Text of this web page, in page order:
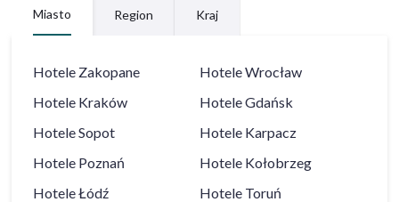
Miasto Region Kraj
Hotele Zakopane HoteleWrocław
Hotele Kraków HoteleGdańsk
HoteleSopot Hotele Karpacz
Hotele Poznań Hotele Kołobrzeg
HoteleŁódź Hotele Toruń